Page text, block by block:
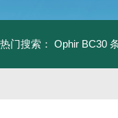
热门搜索： Ophir BC30